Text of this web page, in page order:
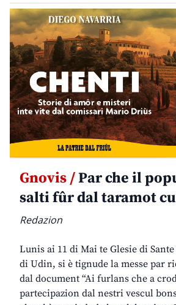
Gnovis /Par che il
salti fûr dal taramot
Redazion
Lunis ai 11 di Mai te Glesie di
di Udin, si è tignude la messe par
dal document “Ai furlans che a
partecipazion dal nestri vescul